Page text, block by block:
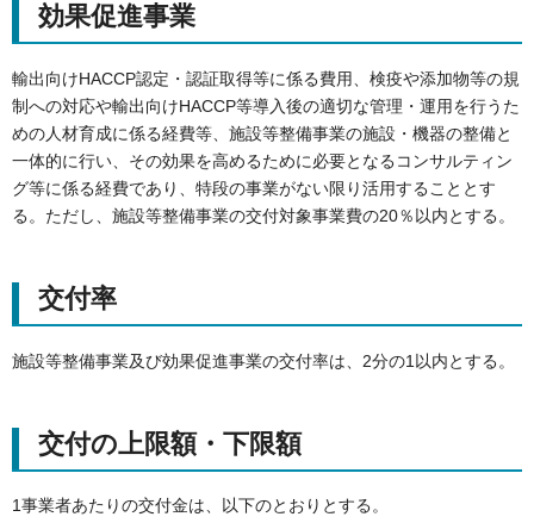
効果促進事業
輸出向けHACCP認定・認証取得等に係る費用、検疫や添加物等の規
制への対応や輸出向けHACCP等導入後の適切な管理・運用を行うた
めの人材育成に係る経費等、施設等整備事業の施設・機器の整備と
一体的に行い、その効果を高めるために必要となるコンサルティン
グ等に係る経費であり、特段の事業がない限り活用することとす
る。ただし、施設等整備事業の交付対象事業費の20％以内とする。
交付率
施設等整備事業及び効果促進事業の交付率は、2分の1以内とする。
交付の上限額・下限額
1事業者あたりの交付金は、以下のとおりとする。